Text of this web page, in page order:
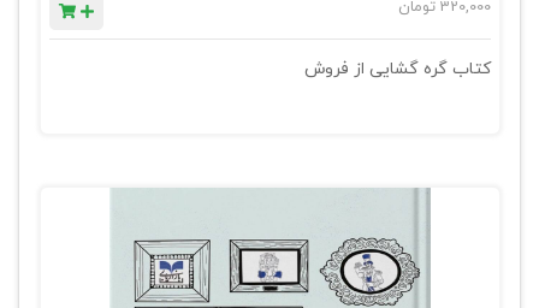
320,000 تومان
کتاب گره گشایی از فروش